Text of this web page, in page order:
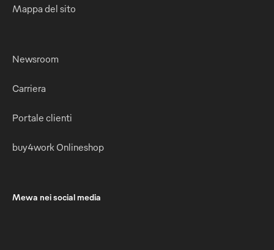
Mappa del sito
Newsroom
Carriera
Portale clienti
buy4work Onlineshop
Mewa nei social media